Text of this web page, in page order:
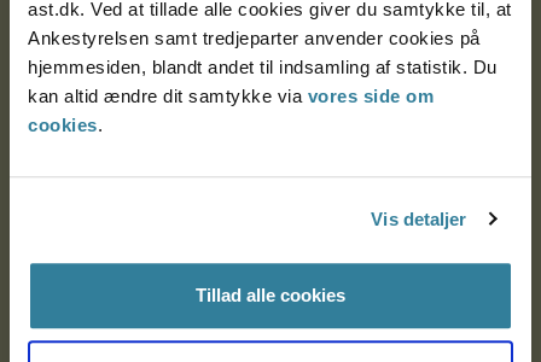
ast.dk. Ved at tillade alle cookies giver du samtykke til, at
Ankestyrelsen samt tredjeparter anvender cookies på
hjemmesiden, blandt andet til indsamling af statistik. Du
kan altid ændre dit samtykke via vores side om
cookies.
Vis detaljer
Tillad alle cookies
Ankestyrelsen Aalborg
Ankestyrelsen København
Om Ankestyrelsen